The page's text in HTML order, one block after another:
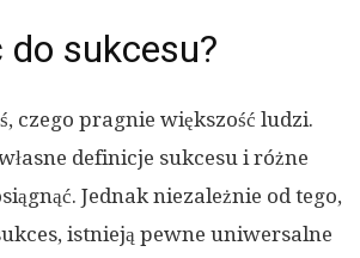
sukcesu?
czego pragnie większość ludzi.
definicje sukcesu i różne
Jednak niezależnie od tego,
istnieją pewne uniwersalne